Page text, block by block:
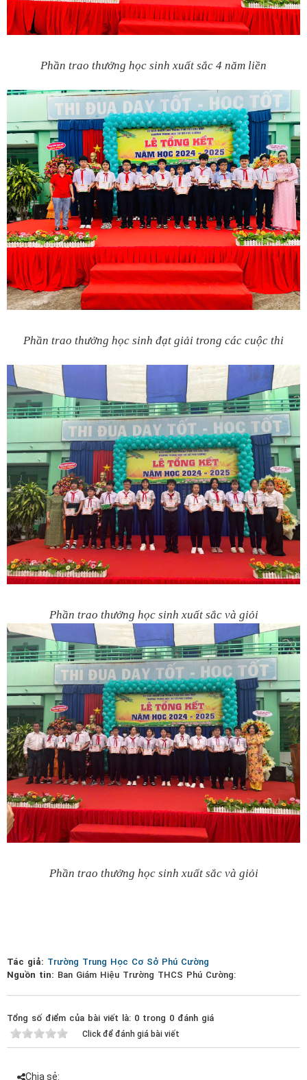
Phần trao thưởng học sinh xuất sắc 4 năm liền
Phần trao thưởng học sinh đạt giải trong các cuộc thi
Phần trao thưởng học sinh xuất sắc và giỏi
Phần trao thưởng học sinh xuất sắc và giỏi
Tác giả: Trường Trung Học Cơ Sở Phú Cường
Nguồn tin: Ban Giám Hiệu Trường THCS Phú Cường:
Tổng số điểm của bài viết là: 0 trong 0 đánh giá
Click để đánh giá bài viết
Chia sẻ: